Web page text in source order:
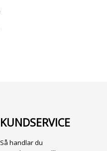
KUNDSERVICE
Så handlar du